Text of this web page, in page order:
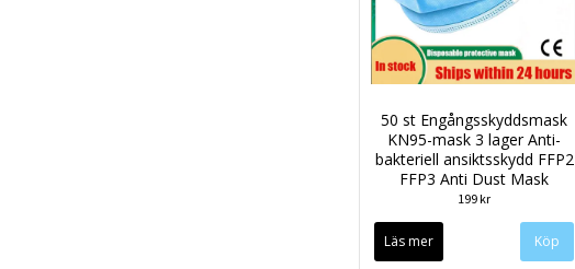
50 st Engångsskyddsmask
KN95-mask 3 lager Anti-
bakteriell ansiktsskydd FFP2
FFP3 Anti Dust Mask
199 kr
Läs mer